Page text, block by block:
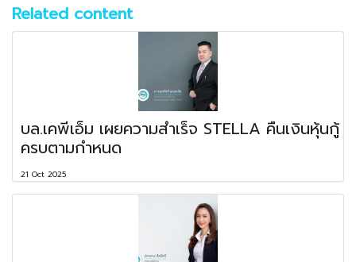
Related content
บล.เคพีเอ็ม เผยความสำเร็จ STELLA คืนเงินหุ้นกู้
ครบตามกำหนด
21 Oct 2025